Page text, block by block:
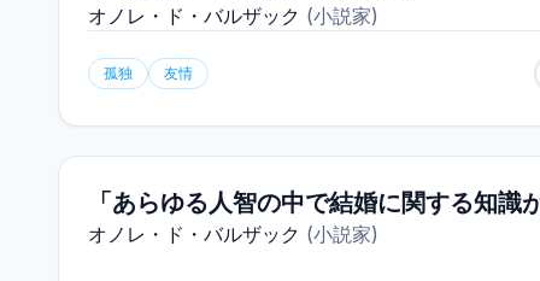
オノレ・ド・バルザック (小説家)
孤独 友情
「あらゆる人智の中で結婚に関する知識
オノレ・ド・バルザック (小説家)